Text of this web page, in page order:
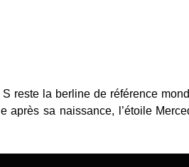
S reste la berline de référence
après sa naissance, l’étoile